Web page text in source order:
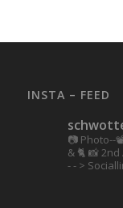
INSTA – FEED
📷 Photo--
& 🐈 📸
- - >